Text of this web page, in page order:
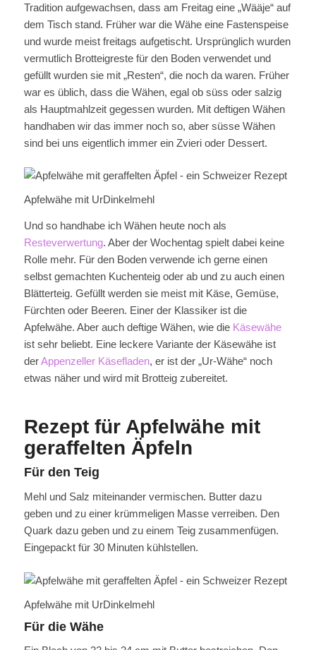
Tradition aufgewachsen, dass am Freitag eine „Wääje“ auf
dem Tisch stand. Früher war die Wähe eine Fastenspeise
und wurde meist freitags aufgetischt. Ursprünglich wurden
vermutlich Brotteigreste für den Boden verwendet und
gefüllt wurden sie mit „Resten“, die noch da waren. Früher
war es üblich, dass die Wähen, egal ob süss oder salzig
als Hauptmahlzeit gegessen wurden. Mit deftigen Wähen
handhaben wir das immer noch so, aber süsse Wähen
sind bei uns eigentlich immer ein Zvieri oder Dessert.
Apfelwähe mit UrDinkelmehl
Und so handhabe ich Wähen heute noch als
Resteverwertung. Aber der Wochentag spielt dabei keine
Rolle mehr. Für den Boden verwende ich gerne einen
selbst gemachten Kuchenteig oder ab und zu auch einen
Blätterteig. Gefüllt werden sie meist mit Käse, Gemüse,
Fürchten oder Beeren. Einer der Klassiker ist die
Apfelwähe. Aber auch deftige Wähen, wie die Käsewähe
ist sehr beliebt. Eine leckere Variante der Käsewähe ist
derAppenzeller Käsefladen, er ist der „Ur-Wähe“ noch
etwas näher und wird mit Brotteig zubereitet.
Rezept für Apfelwähe mit
geraffelten Äpfeln
Für den Teig
Mehl und Salz miteinander vermischen. Butter dazu
geben und zu einer krümmeligen Masse verreiben. Den
Quark dazu geben und zu einem Teig zusammenfügen.
Eingepackt für 30 Minuten kühlstellen.
Apfelwähe mit UrDinkelmehl
Für die Wähe